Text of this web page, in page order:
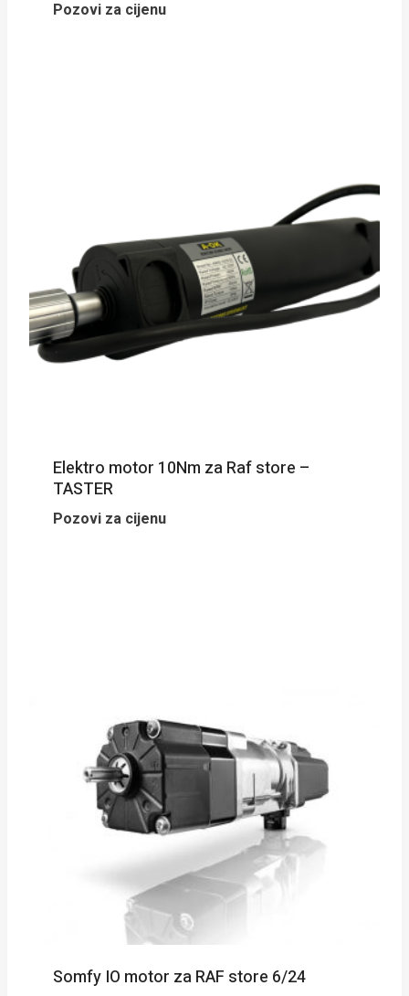
Pozovi za cijenu
Elektro motor 10Nm za Raf store –
TASTER
Pozovi za cijenu
Somfy IO motor za RAF store 6/24